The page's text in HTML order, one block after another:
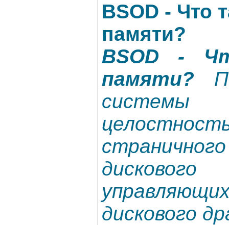
BSOD - Что
памяти?
BSOD -
памяти?
дискового